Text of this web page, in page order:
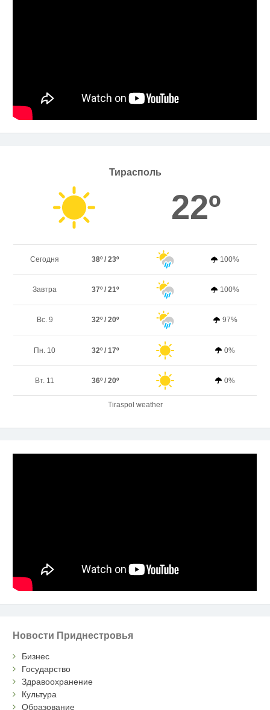
Тирасполь
22º
Сегодня 38º / 23º 100%
Завтра 37º / 21º 100%
Вс. 9 32º / 20º 97%
Пн. 10 32º / 17º 0%
Вт. 11 36º / 20º 0%
Tiraspol weather
Новости Приднестровья
Бизнес
Государство
Здравоохранение
Культура
Образование